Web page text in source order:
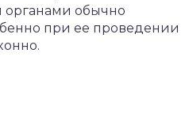
органами обычно
при ее проведении